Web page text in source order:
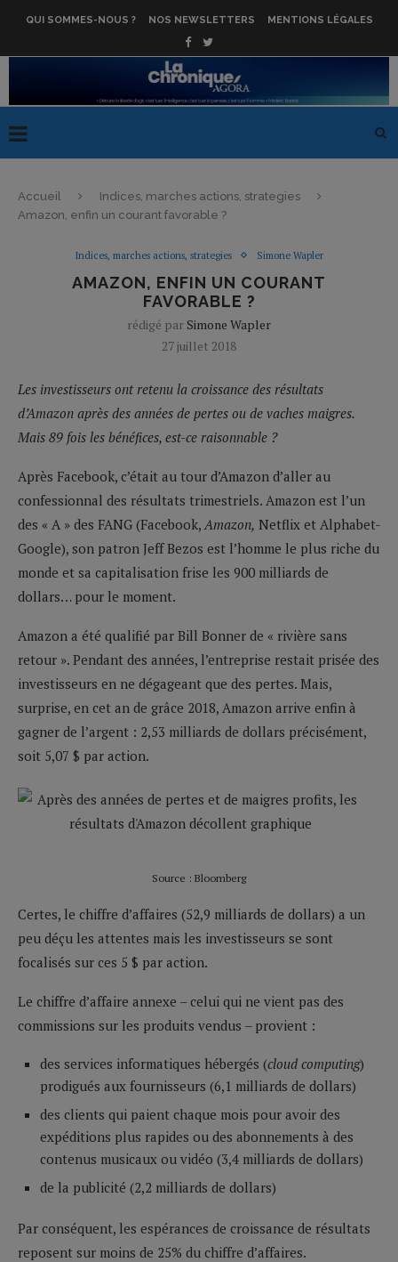
QUI SOMMES-NOUS ? NOS NEWSLETTERS MENTIONS LÉGALES
Accueil
Indices, marches actions, strategies
Amazon, enfin un courant favorable ?
Indices, marches actions, strategies Simone Wapler
AMAZON, ENFIN UN COURANT
FAVORABLE ?
rédigé par Simone Wapler
27 juillet 2018
Les investisseurs ont retenu la croissance des résultats
d’Amazon après des années de pertes ou de vaches maigres.
Mais 89 fois les bénéfices, est-ce raisonnable ?
Après Facebook, c’était au tour d’Amazon d’aller au
confessionnal des résultats trimestriels. Amazon est l’un
des « A » des FANG (Facebook, Amazon, Netflix et Alphabet-
Google), son patron Jeff Bezos est l’homme le plus riche du
monde et sa capitalisation frise les 900 milliards de
dollars… pour le moment.
Amazon a été qualifié par Bill Bonner de « rivière sans
retour ». Pendant des années, l’entreprise restait prisée des
investisseurs en ne dégageant que des pertes. Mais,
surprise, en cet an de grâce 2018, Amazon arrive enfin à
gagner de l’argent : 2,53 milliards de dollars précisément,
soit 5,07 $ par action.
Source : Bloomberg
Certes, le chiffre d’affaires (52,9 milliards de dollars) a un
peu déçu les attentes mais les investisseurs se sont
focalisés sur ces 5 $ par action.
Le chiffre d’affaire annexe – celui qui ne vient pas des
commissions sur les produits vendus – provient :
des services informatiques hébergés (cloud computing)
prodigués aux fournisseurs (6,1 milliards de dollars)
des clients qui paient chaque mois pour avoir des
expéditions plus rapides ou des abonnements à des
contenus musicaux ou vidéo (3,4 milliards de dollars)
de la publicité (2,2 milliards de dollars)
Par conséquent, les espérances de croissance de résultats
reposent sur moins de 25% du chiffre d’affaires.